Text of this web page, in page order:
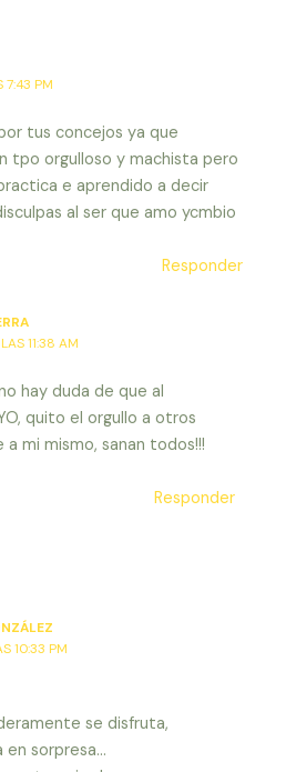
7:43 PM
tus concejos ya que
tpo orgulloso y machista pero
e aprendido a decir
al ser que amo ycmbio
Responder
11:38 AM
hay duda de que al
quito el orgullo a otros
mi mismo, sanan todos!!!
Responder
10:33 PM
se disfruta,
en sorpresa…